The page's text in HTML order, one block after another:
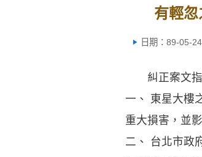
有輕
日期：89-05-24
糾正案文指
一、 東星大樓
重大損害，並
二、 台北市政